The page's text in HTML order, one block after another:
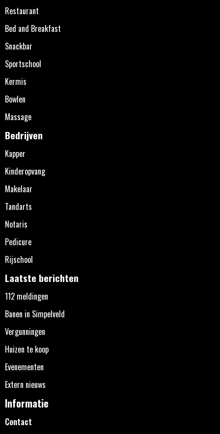
Restaurant
Bed and Breakfast
Snackbar
Sportschool
Kermis
Bowlen
Massage
Bedrijven
Kapper
Kinderopvang
Makelaar
Tandarts
Notaris
Pedicure
Rijschool
Laatste berichten
112 meldingen
Banen in Simpelveld
Vergunningen
Huizen te koop
Evenementen
Extern nieuws
Informatie
Contact